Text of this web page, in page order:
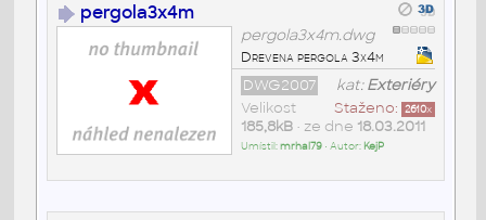
pergola3x4m
pergola3x4m.dwg
Drevena pergola 3x4m
kat:Exteriéry
DWG2007
Staženo: 2610x
Velikost
185,8kB• ze dne 18.03.2011
Umístil:mrhal79• Autor: KejP